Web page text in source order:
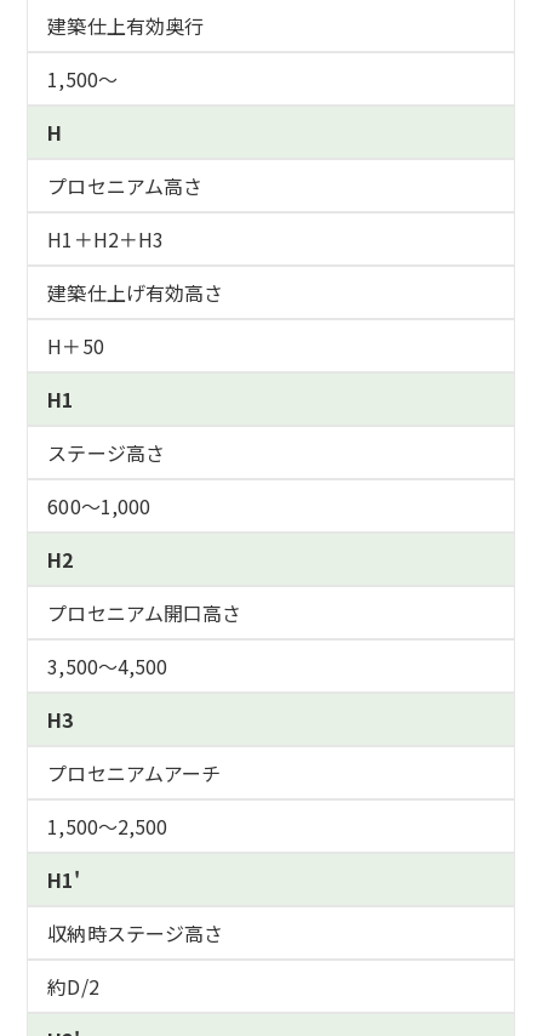
建築仕上有効奥行
1,500～
H
プロセニアム高さ
H1＋H2＋H3
建築仕上げ有効高さ
H＋50
H1
ステージ高さ
600～1,000
H2
プロセニアム開口高さ
3,500～4,500
H3
プロセニアムアーチ
1,500～2,500
H1'
収納時ステージ高さ
約D/2